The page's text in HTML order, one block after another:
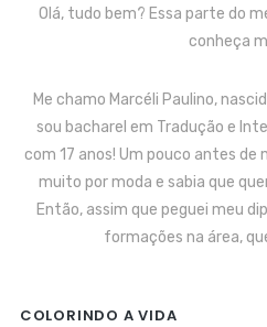
Olá, tudo bem? Essa parte do
conheça
Me chamo Marcéli Paulino,
sou bacharel em Tradução e
com 17 anos! Um pouco antes
muito por moda e sabia que
Então, assim que peguei meu
formações na área,
COLORINDO A VIDA